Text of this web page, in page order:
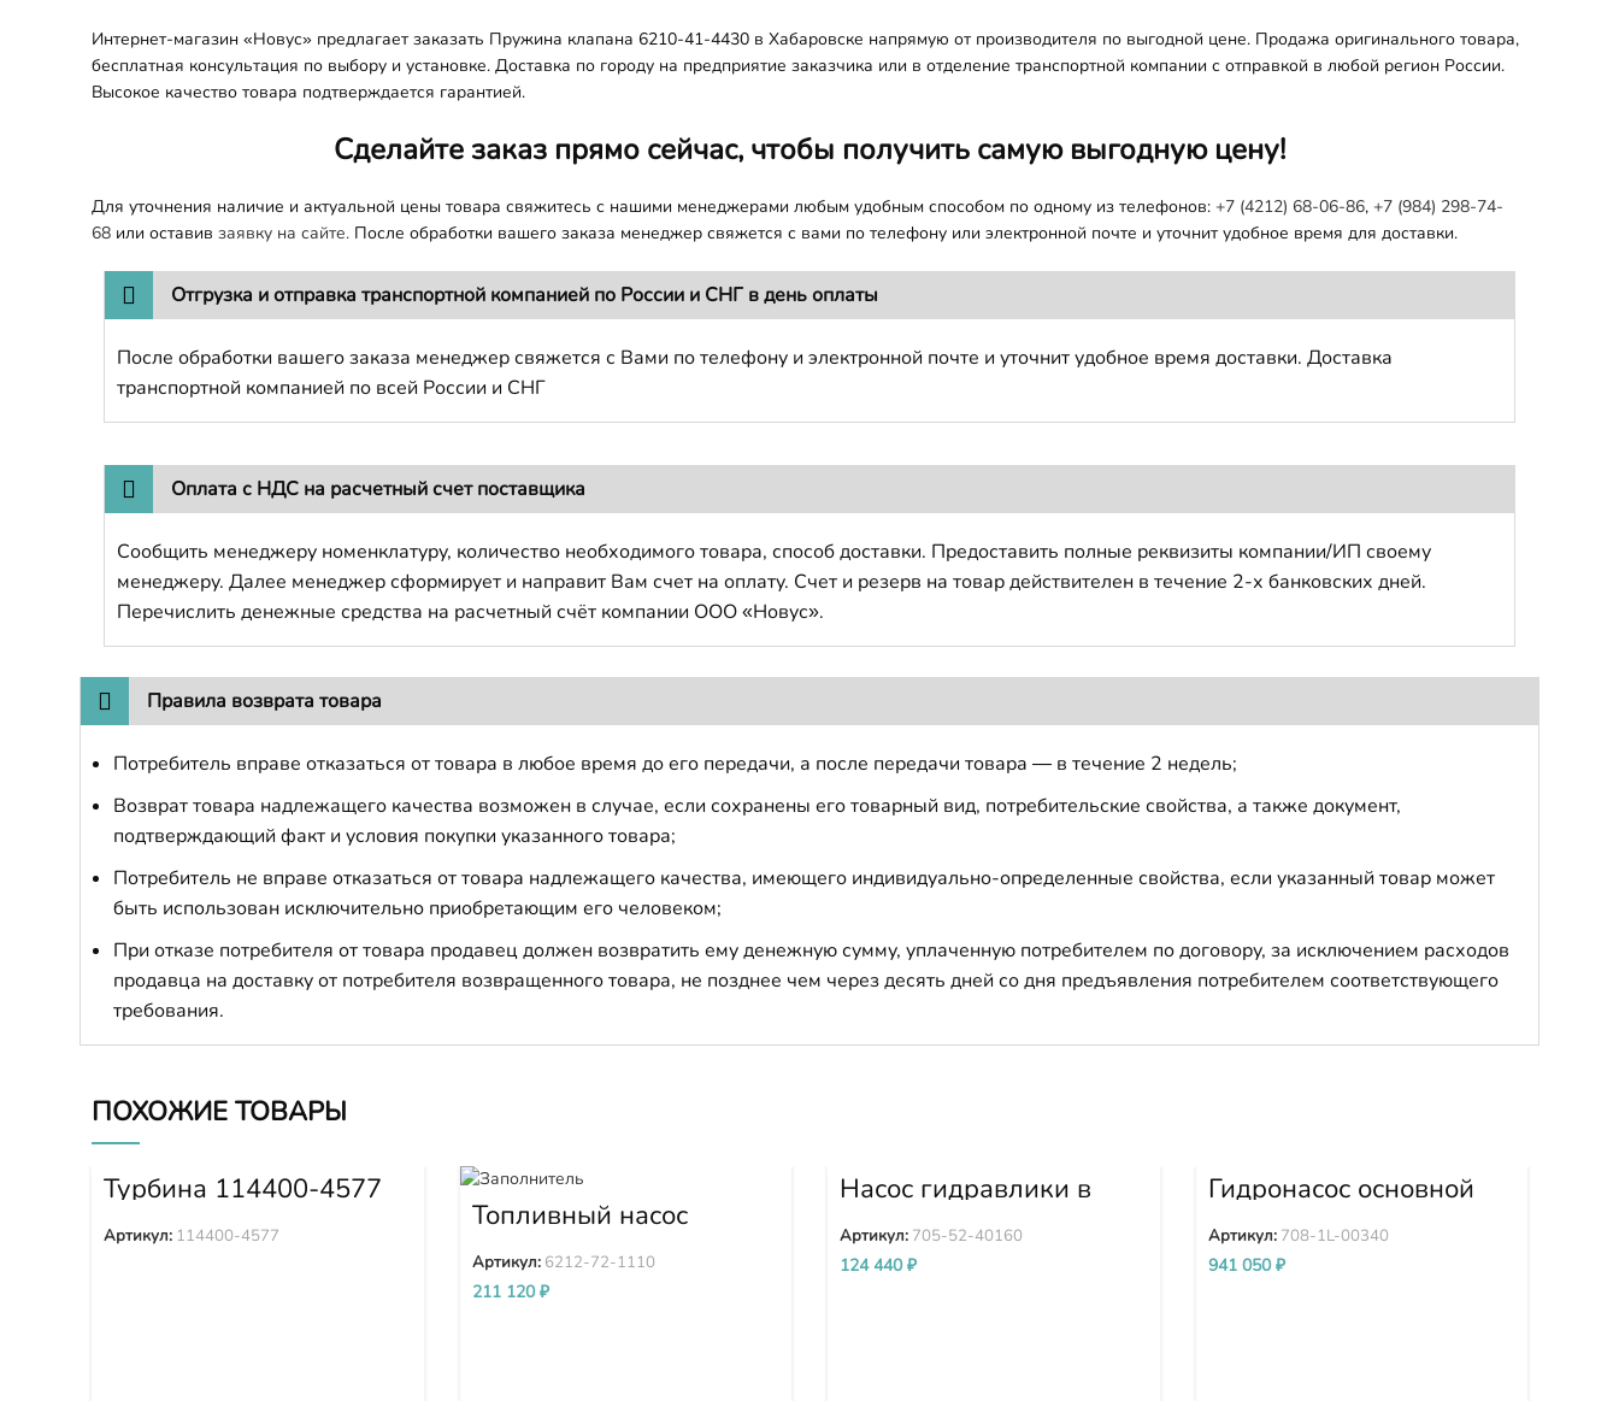
Интернет-магазин «Новус» предлагает заказать Пружина клапана 6210-41-4430 в Хабаровске напрямую от производителя по выгодной цене. Продажа оригинального товара,
бесплатная консультация по выбору и установке. Доставка по городу на предприятие заказчика или в отделение транспортной компании с отправкой в любой регион России.
Высокое качество товара подтверждается гарантией.
Сделайте заказ прямо сейчас, чтобы получить самую выгодную цену!
Для уточнения наличие и актуальной цены товара свяжитесь с нашими менеджерами любым удобным способом по одному из телефонов: +7 (4212) 68-06-86, +7 (984) 298-74-
68 или оставив заявку на сайте. После обработки вашего заказа менеджер свяжется с вами по телефону или электронной почте и уточнит удобное время для доставки.
Отгрузка и отправка транспортной компанией по России и СНГ в день оплаты
После обработки вашего заказа менеджер свяжется с Вами по телефону и электронной почте и уточнит удобное время доставки. Доставка
транспортной компанией по всей России и СНГ
Оплата с НДС на расчетный счет поставщика
Сообщить менеджеру номенклатуру, количество необходимого товара, способ доставки. Предоставить полные реквизиты компании/ИП своему
менеджеру. Далее менеджер сформирует и направит Вам счет на оплату. Счет и резерв на товар действителен в течение 2-х банковских дней.
Перечислить денежные средства на расчетный счёт компании ООО «Новус».
Правила возврата товара
Потребитель вправе отказаться от товара в любое время до его передачи, а после передачи товара — в течение 2 недель;
Возврат товара надлежащего качества возможен в случае, если сохранены его товарный вид, потребительские свойства, а также документ,
подтверждающий факт и условия покупки указанного товара;
Потребитель не вправе отказаться от товара надлежащего качества, имеющего индивидуально-определенные свойства, если указанный товар может
быть использован исключительно приобретающим его человеком;
При отказе потребителя от товара продавец должен возвратить ему денежную сумму, уплаченную потребителем по договору, за исключением расходов
продавца на доставку от потребителя возвращенного товара, не позднее чем через десять дней со дня предъявления потребителем соответствующего
требования.
ПОХОЖИЕ ТОВАРЫ
Турбина 114400-4577
Артикул: 114400-4577
Топливный насос
высокого давления
(ТНВД) Komatsu
SDA6D140E-2 D275A-
5D 6212-72-1110
Артикул: 6212-72-1110
211 120₽
Насос гидравлики в
сборе D155A-3 D155A-
5 705-52-40160
Артикул: 705-52-40160
124 440₽
Гидронасос основной
D275A-5D 708-1L-
00340 7081L00340
Артикул: 708-1L-00340
941 050₽